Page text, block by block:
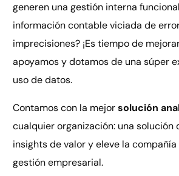
generen una gestión interna
información contable viciada de
imprecisiones? ¡Es tiempo de
apoyamos y dotamos de una súper
uso de datos.
Contamos con la mejorsolución
cualquier organización: una solución
insights de valor y eleve la
gestión empresarial.